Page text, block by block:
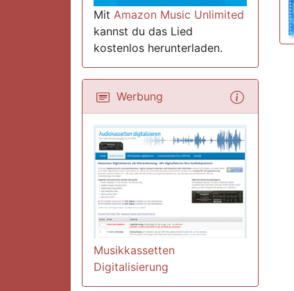
Mit Amazon Music Unlimited
kannst du das Lied
kostenlos herunterladen.
Werbung
Musikkassetten
Digitalisierung